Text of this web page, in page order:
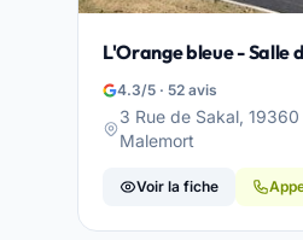
L'Orange bleue - Salle
4.3/5 · 52 avis
3 Rue de Sakal,
Malemort
Voir la fiche